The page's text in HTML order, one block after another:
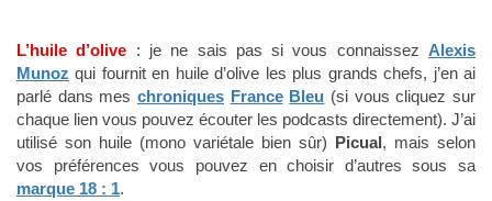
L’huile d’olive : je ne sais pas si vous connaissezAlexis
Munoz qui fournit en huile d’olive les plus grands chefs, j’en ai
parlé dans mes chroniques France Bleu (si vous cliquez sur
chaque lien vous pouvez écouter les podcasts directement). J’ai
utilisé son huile (mono variétale bien sûr) Picual, mais selon
vos préférences vous pouvez en choisir d’autres sous sa
marque 18 : 1.